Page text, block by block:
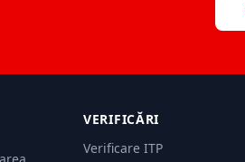
VERIFICĂRI
Verificare ITP